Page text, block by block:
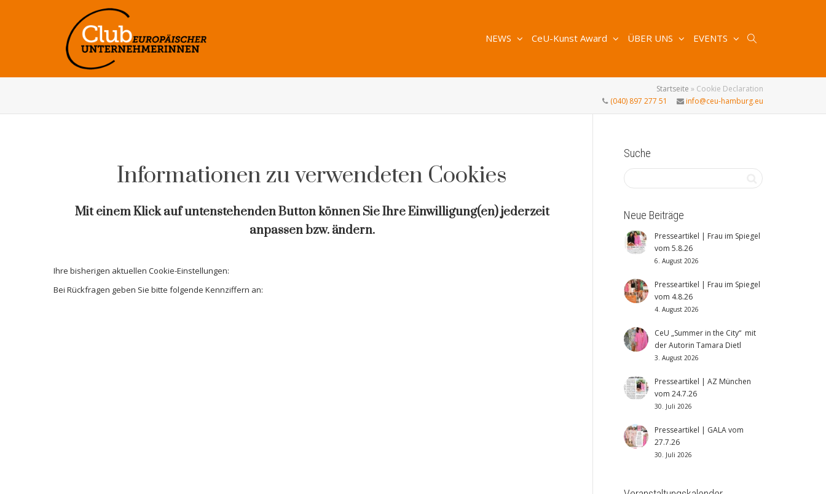
NEWS CeU-Kunst Award ÜBER UNS EVENTS
Startseite » Cookie Declaration
(040) 897 277 51
info@ceu-hamburg.eu
Informationen zu verwendeten Cookies
Mit einem Klick auf untenstehenden Button können Sie Ihre Einwilligung(en) jederzeit
anpassen bzw. ändern.
Ihre bisherigen aktuellen Cookie-Einstellungen:
Bei Rückfragen geben Sie bitte folgende Kennziffern an:
Suche
Neue Beiträge
Presseartikel | Frau im Spiegel
vom 5.8.26
6. August 2026
Presseartikel | Frau im Spiegel
vom 4.8.26
4. August 2026
CeU „Summer in the City“ mit
der Autorin Tamara Dietl
3. August 2026
Presseartikel | AZ München
vom 24.7.26
30. Juli 2026
Presseartikel | GALA vom
27.7.26
30. Juli 2026